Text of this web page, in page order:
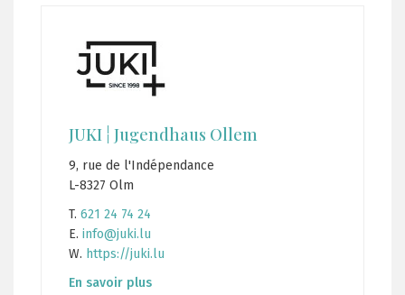
JUKI ¦ Jugendhaus Ollem
9, rue de l'Indépendance
L-8327 Olm
T. 621 24 74 24
E. info@juki.lu
W. https://juki.lu
En savoir plus